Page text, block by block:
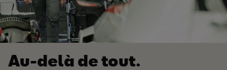
Au-delà de tout.